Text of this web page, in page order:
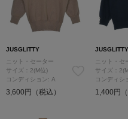
JUSGLITTY
ニット・セーター
サイズ：2(M位)
コンディション: A
3,600円（税込）
JUSGLITTY
ニット・セ
サイズ：
コンディシ
1,400円（